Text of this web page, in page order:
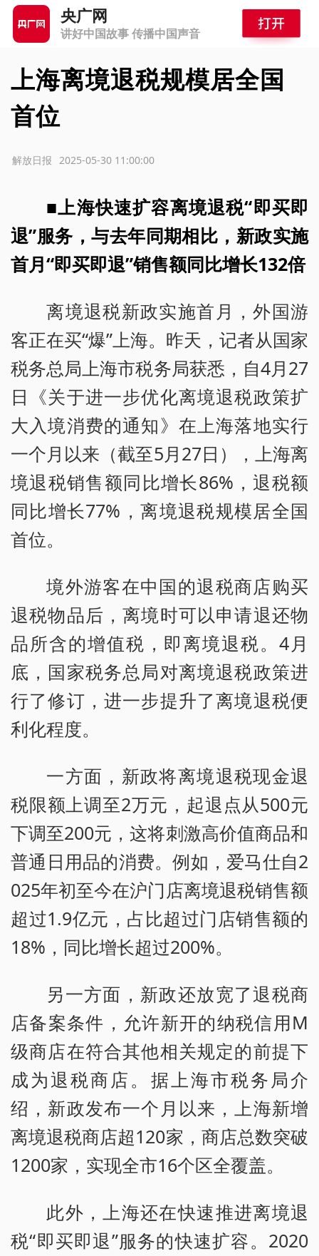
央广网
讲好中国故事 传播中国声音
上海离境退税规模居全国
首位
2025-05-30 11:00:00
解放日报
■上海快速扩容离境退税“即买即
退”服务，与去年同期相比，新政实施
首月“即买即退”销售额同比增长132倍
离境退税新政实施首月，外国游
客正在买“爆”上海。昨天，记者从国家
税务总局上海市税务局获悉，自4月27
日《关于进一步优化离境退税政策扩
大入境消费的通知》在上海落地实行
一个月以来（截至5月27日），上海离
境退税销售额同比增长86%，退税额
同比增长77%，离境退税规模居全国
首位。
境外游客在中国的退税商店购买
退税物品后，离境时可以申请退还物
品所含的增值税，即离境退税。4月
底，国家税务总局对离境退税政策进
行了修订，进一步提升了离境退税便
利化程度。
一方面，新政将离境退税现金退
税限额上调至2万元，起退点从500元
下调至200元，这将刺激高价值商品和
普通日用品的消费。例如，爱马仕自2
025年初至今在沪门店离境退税销售额
超过1.9亿元，占比超过门店销售额的
18%，同比增长超过200%。
另一方面，新政还放宽了退税商
店备案条件，允许新开的纳税信用M
级商店在符合其他相关规定的前提下
成为退税商店。据上海市税务局介
绍，新政发布一个月以来，上海新增
离境退税商店超120家，商店总数突破
1200家，实现全市16个区全覆盖。
此外，上海还在快速推进离境退
税“即买即退”服务的快速扩容。2020